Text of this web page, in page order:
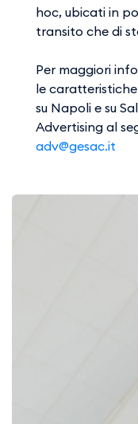
hoc, ubicati in
transito che di
Per maggiori
le
su Napoli e su
Advertising al
adv@gesac.it